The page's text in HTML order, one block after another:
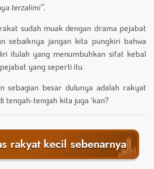
terzalimi”.
sudah muak dengan drama pejabat
sebaiknya jangan kita pungkiri bahwa
itulah yang menumbuhkan sifat kebal
yang seperti itu.
sebagian besar dulunya adalah rakyat
tengah-tengah kita juga ‘kan?
rakyat kecil sebenarnya